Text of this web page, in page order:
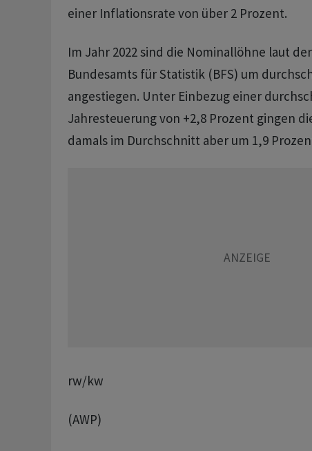
einer Inflationsrate von über 2 Prozent.
Im Jahr 2022 sind die Nominallöhne laut
Bundesamts für Statistik (BFS) um
angestiegen. Unter Einbezug einer
Jahresteuerung von +2,8 Prozent gingen
damals im Durchschnitt aber um 1,9
rw/kw
(AWP)